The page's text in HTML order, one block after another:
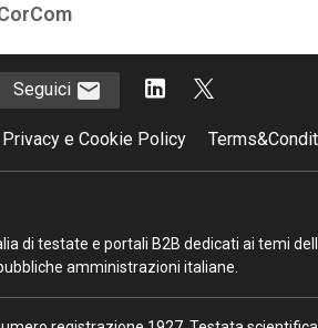
Seguici
Privacy e Cookie Policy
di testate e portali B2B dedicati ai temi
amministrazioni italiane.